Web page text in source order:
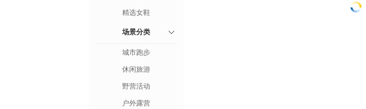
精选女鞋
场景分类
城市跑步
休闲旅游
野营活动
户外露营